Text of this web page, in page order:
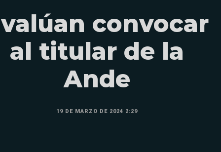
convocar
al titular de la
Ande
19 DE MARZO DE 2024 2:29